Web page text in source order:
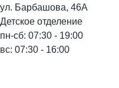
ул. Барбашова, 46А
Детское отделение
пн-сб: 07:30 - 19:00
вс: 07:30 - 16:00